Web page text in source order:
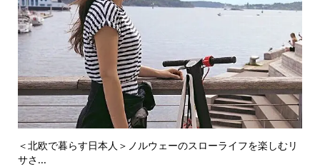
＜北欧で暮らす日本人＞ノルウェーのスローライフを楽しむリ
サさ...